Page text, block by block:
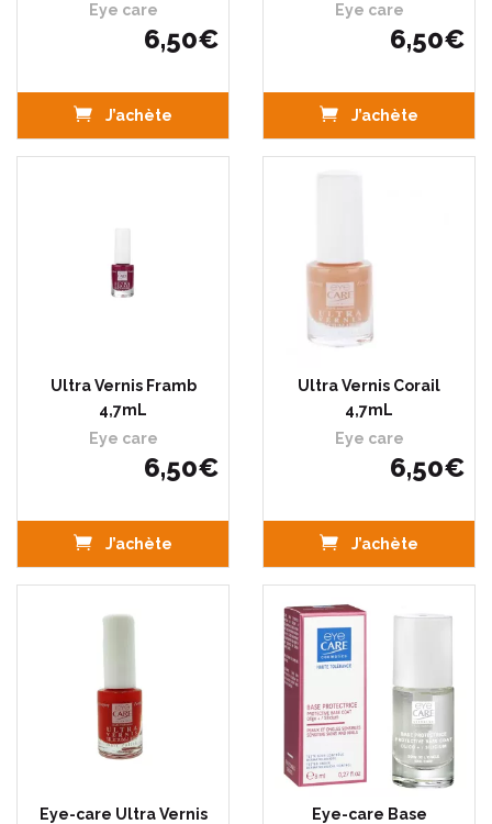
Eye care
6,50€
J’achète
Eye care
6,50€
J’achète
Ultra Vernis Framb
4,7mL
Eye care
6,50€
J’achète
Ultra Vernis Corail
4,7mL
Eye care
6,50€
J’achète
Eye-care Ultra Vernis
Eye-care Base